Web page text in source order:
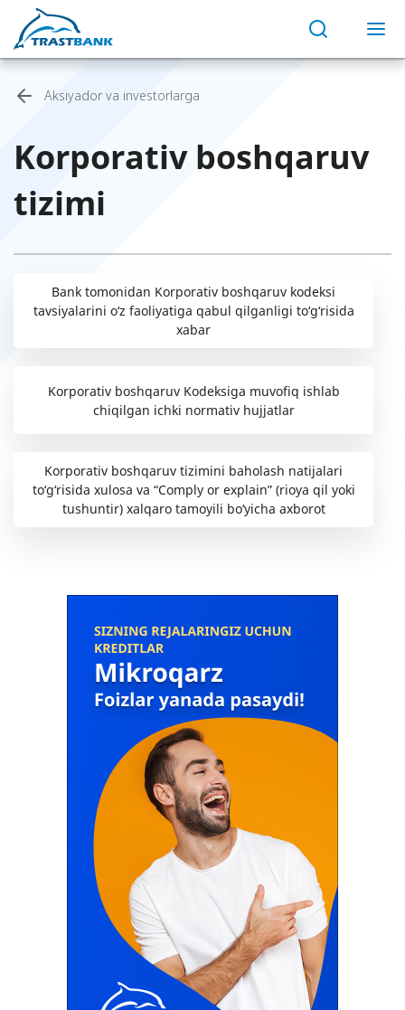
Aksiyador va investorlarga
Korporativ boshqaruv
tizimi
Bank tomonidan Korporativ boshqaruv kodeksi
tavsiyalarini o‘z faoliyatiga qabul qilganligi to‘g‘risida
xabar
Korporativ boshqaruv Kodeksiga muvofiq ishlab
chiqilgan ichki normativ hujjatlar
Korporativ boshqaruv tizimini baholash natijalari
to‘g‘risida xulosa va “Comply or explain” (rioya qil yoki
tushuntir) xalqaro tamoyili bo‘yicha axborot